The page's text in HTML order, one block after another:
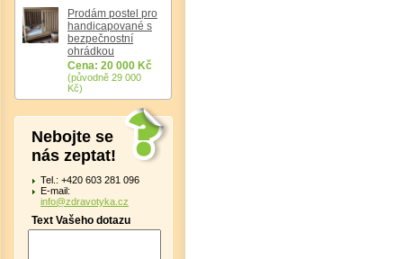
Prodám postel pro
handicapované s
bezpečnostní
ohrádkou
Cena: 20 000 Kč
(původně 29 000
Kč)
Nebojte se
nás zeptat!
Tel.: +420 603 281 096
E-mail:
info@zdravotyka.cz
Text Vašeho dotazu